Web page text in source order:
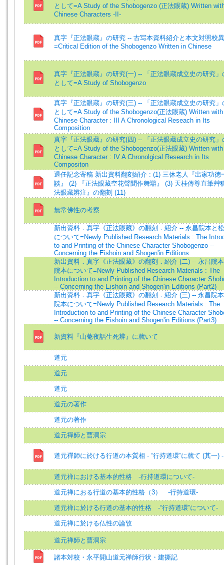
として=A Study of the Shobogenzo (正法眼蔵) Written
Chinese Characters -II-
真字『正法眼蔵』の研究 -- 古写本資料紹介と本文対照校異
=Critical Edition of the Shobogenzo Written in Chinese
真字『正法眼蔵』の研究(一) -- 「正法眼蔵成立史の研究」
として=A Study of Shobogenzo
真字『正法眼蔵』の研究(三) -- 「正法眼蔵成立史の研究」
として=A Study of the Shobogenzo(正法眼蔵) Written with
Chinese Character : III A Chronological Reseach in Its
Composition
真字『正法眼蔵』の研究(四) -- 「正法眼蔵成立史の研究」
として=A Study of the Shobogenzo(正法眼藏) Written with
Chinese Character : IV A Chronolgical Research in Its
Compositon
退任記念寄稿 新出資料翻刻紹介 : (1) 三休老人『出家功徳
談』 (2) 『正法眼藏空花聲聞作舞辯』 (3) 天桂傳尊直筆艸
法眼藏辨注』の翻刻 (11)
無常佛性の考察
新出資料．真字《正法眼藏》の翻刻．紹介 -- 永昌院本と
について=Newly Published Research Materials : The
to and Printing of the Chinese Character Shobogenzo --
Concerning the Eishoin and Shogen'in Editions
新出資料．真字《正法眼藏》の翻刻．紹介 (二) -- 永昌院
院本について=Newly Published Research Materials : The
Introduction to and Printing of the Chinese Character
-- Concerning the Eishoin and Shogen'in Editions (Part2)
新出資料．真字《正法眼藏》の翻刻．紹介 (三) -- 永昌院
院本について=Newly Published Research Materials : The
Introduction to and Printing of the Chinese Character
-- Concerning the Eishoin and Shogen'in Editions (Part3)
新資料『山菴夜話生死辨』に就いて
道元
道元
道元
道元の著作
道元の著作
道元禪師と曹洞宗
道元禪師に於ける行道の本質相 - “行持道環”に就て (其一) -
道元禅における基本的性格 ‐行持道環について‐
道元禅におる行道の基本的性格（3） ‐行持道環‐
道元禅に於ける行道の基本的性格 ‐“行持道環”について‐
道元禅に於ける仏性の論攷
道元禅師と曹洞宗
諸本対校・永平開山道元禅師行状・建撕記